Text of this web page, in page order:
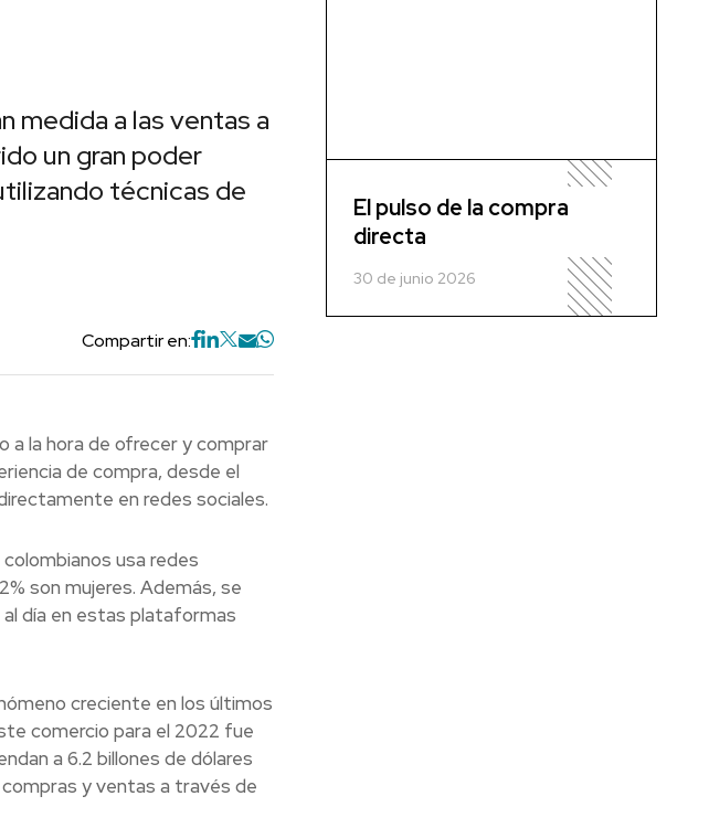
medida a las ventas a
un gran poder
técnicas de
Compartir en:
a la hora de ofrecer y comprar
de compra, desde el
en redes sociales.
usa redes
son mujeres. Además, se
día en estas plataformas
creciente en los últimos
comercio para el 2022 fue
a 6.2 billones de dólares
y ventas a través de
El pulso de la compra
directa
30 de junio 2026